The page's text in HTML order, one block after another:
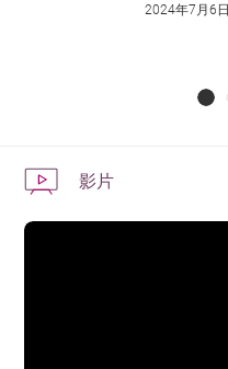
2024年7月6日
影片